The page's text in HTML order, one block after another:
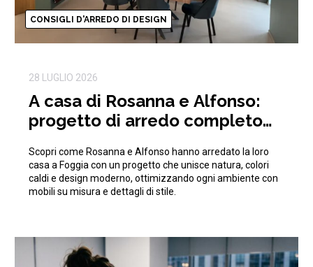
CONSIGLI D'ARREDO DI DESIGN
28 LUGLIO 2026
A casa di Rosanna e Alfonso:
progetto di arredo completo
Scopri come Rosanna e Alfonso hanno arredato la loro
casa a Foggia con un progetto che unisce natura, colori
caldi e design moderno, ottimizzando ogni ambiente con
mobili su misura e dettagli di stile.